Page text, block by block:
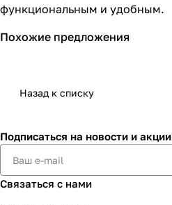
функциональным и удобным.
Похожие предложения
Назад к списку
Подписаться на новости и акции
Связаться с нами